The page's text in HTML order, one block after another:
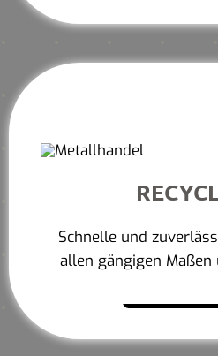
Schnelle und
allen gängigen Maßen